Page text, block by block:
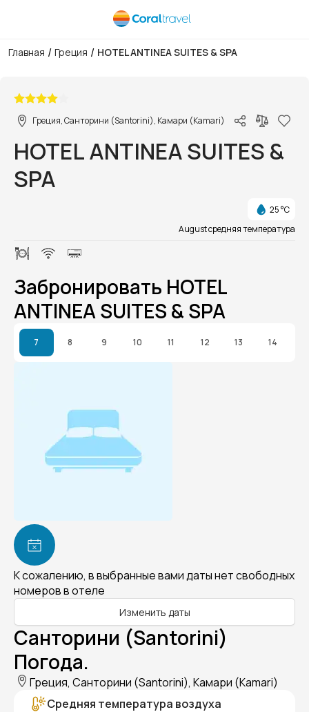
Главная / Греция / HOTEL ANTINEA SUITES & SPA
Греция, Санторини (Santorini), Камари (Kamari)
HOTEL ANTINEA SUITES &
SPA
25 °C
August средняя температура
Забронировать HOTEL
ANTINEA SUITES & SPA
7 8 9 10 11 12 13 14
К сожалению, в выбранные вами даты нет свободных
номеров в отеле
Изменить даты
Санторини (Santorini)
Погода.
Греция, Санторини (Santorini), Камари (Kamari)
Средняя температура воздуха